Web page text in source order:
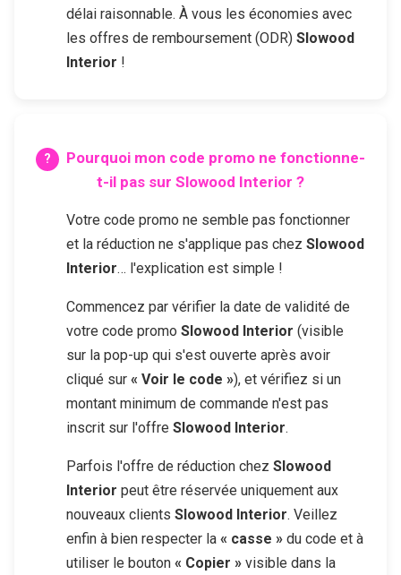
délai raisonnable. À vous les économies avec
les offres de remboursement (ODR) Slowood
Interior !
Pourquoi mon code promo ne fonctionne-
t-il pas sur Slowood Interior ?
Votre code promo ne semble pas fonctionner
et la réduction ne s'applique pas chez Slowood
Interior… l'explication est simple !
Commencez par vérifier la date de validité de
votre code promo Slowood Interior (visible
sur la pop-up qui s'est ouverte après avoir
cliqué sur « Voir le code »), et vérifiez si un
montant minimum de commande n'est pas
inscrit sur l'offre Slowood Interior.
Parfois l'offre de réduction chez Slowood
Interior peut être réservée uniquement aux
nouveaux clients Slowood Interior. Veillez
enfin à bien respecter la « casse » du code et à
utiliser le bouton « Copier » visible dans la